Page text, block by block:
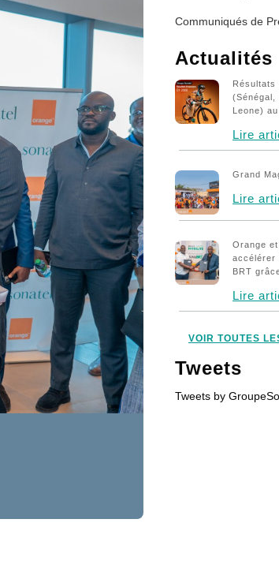
Communiqués de
Cours action Sonatel
Écosystème
Fondation
Kaddu
Mon job à Sonatel
Parties Prenantes
Publications –
Publications
Publications Légales
Publications
Publications
Actualités
Résultats
(Sénégal,
Leone)
Lire
Grand
Lire
Orange
accélérer
BRT
Lire
VOIR TOUTES
Tweets
Tweets by